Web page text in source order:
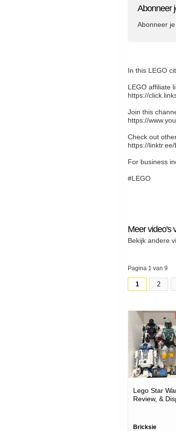
Abonneer
Abonneer
In this LEGO
LEGO affiliate
https://
Join this
https://
Check out
https://
For business
#LEGO
Meer video's
Bekijk andere
Pagina 1 van 9
1 2
Lego Star
Review, &
Bricksie